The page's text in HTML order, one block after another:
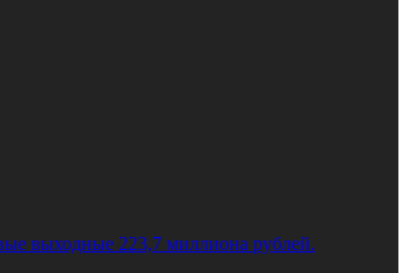
выходные 223,7 миллиона рублей.